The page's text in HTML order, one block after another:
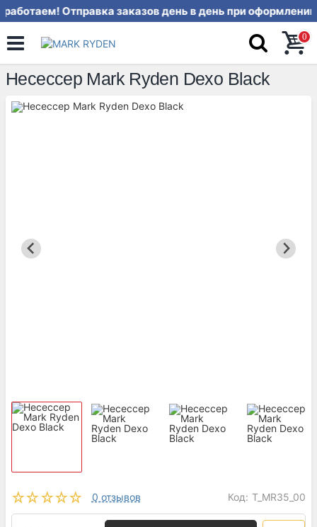
Отправка заказов день
0
Несессер Mark Ryden Dexo Black
0 отзывов Код: T_MR35_00